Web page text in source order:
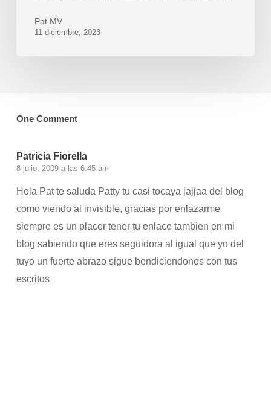
Pat MV
11 diciembre, 2023
One Comment
Patricia Fiorella
8 julio, 2009 a las 6:45 am
Hola Pat te saluda Patty tu casi tocaya jajjaa del blog
como viendo al invisible, gracias por enlazarme
siempre es un placer tener tu enlace tambien en mi
blog sabiendo que eres seguidora al igual que yo del
tuyo un fuerte abrazo sigue bendiciendonos con tus
escritos